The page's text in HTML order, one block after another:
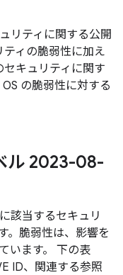
リティに関する公開
ィの脆弱性に加え
セキュリティに関す
の脆弱性に対する
ル 2023-08-
該当するセキュリ
。脆弱性は、影響を
います。 下の表
ID、関連する参照